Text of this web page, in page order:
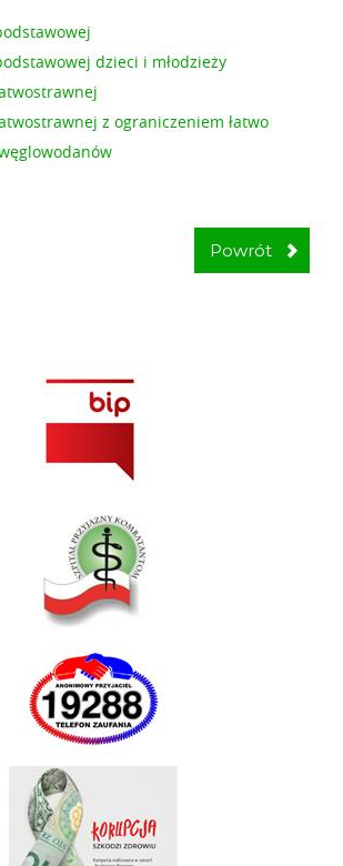
dzieci i młodzieży
z ograniczeniem łatwo
Powrót